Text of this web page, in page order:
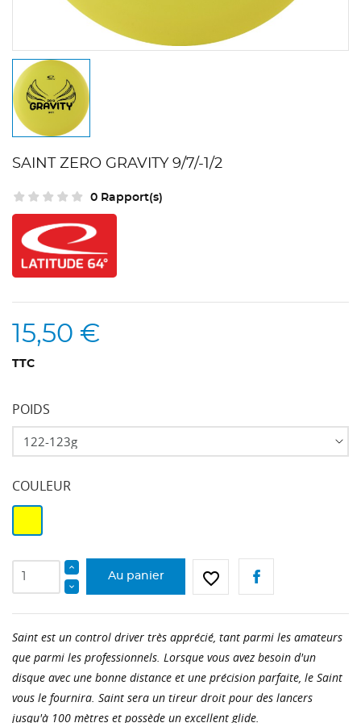
SAINT ZERO GRAVITY 9/7/-1/2
0 Rapport(s)
15,50 €
TTC
POIDS
COULEUR
Au panier favorite_border
Saint est un control driver très apprécié, tant parmi les amateurs
que parmi les professionnels. Lorsque vous avez besoin d'un
disque avec une bonne distance et une précision parfaite, le Saint
vous le fournira. Saint sera un tireur droit pour des lancers
jusqu'à 100 mètres et possède un excellent glide.